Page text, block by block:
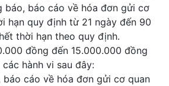
báo, báo cáo về hóa đơn gửi cơ
hạn quy định từ 21 ngày đến 90
thời hạn theo quy định.
đồng đến 15.000.000 đồng
hành vi sau đây:
báo cáo về hóa đơn gửi cơ quan